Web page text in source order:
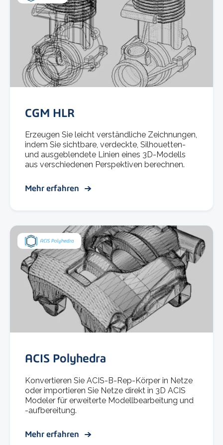
CGM HLR
Erzeugen Sie leicht verständliche Zeichnungen,
indem Sie sichtbare, verdeckte, Silhouetten-
und ausgeblendete Linien eines 3D-Modells
aus verschiedenen Perspektiven berechnen.
Mehr erfahren
ACIS Polyhedra
Konvertieren Sie ACIS-B-Rep-Körper in Netze
oder importieren Sie Netze direkt in 3D ACIS
Modeler für erweiterte Modellbearbeitung und
-aufbereitung.
Mehr erfahren